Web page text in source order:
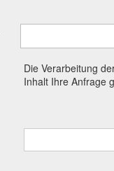
Die Verarbeitung
Inhalt Ihre Anfrage